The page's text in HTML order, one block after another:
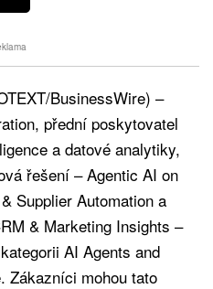
BusinessWire) –
přední poskytovatel
a datové analytiky,
řešení – Agentic AI on
Supplier Automation a
& Marketing Insights –
AI Agents and
Zákazníci mohou tato